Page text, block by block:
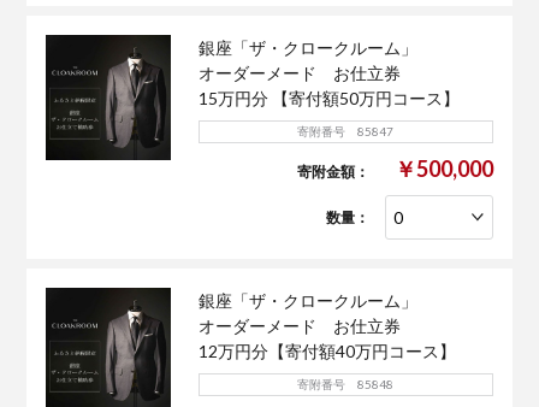
銀座「ザ・クロークルーム」
オーダーメード お仕立券
15万円分 【寄付額50万円コース】
寄附番号 85847
寄附金額： ￥500,000
数量：
銀座「ザ・クロークルーム」
オーダーメード お仕立券
12万円分【寄付額40万円コース】
寄附番号 85848